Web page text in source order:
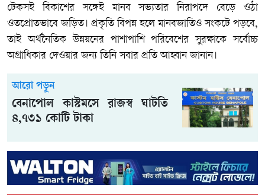
টেকসই বিকাশের সঙ্গেই মানব সভ্যতার নিরাপদে বেড়ে ওঠা
ওতপ্রোতভাবে জড়িত। প্রকৃতি বিপন্ন হলে মানবজাতিও সংকটে পড়বে,
তাই অর্থনৈতিক উন্নয়নের পাশাপাশি পরিবেশের সুরক্ষাকে সর্বোচ্চ
অগ্রাধিকার দেওয়ার জন্য তিনি সবার প্রতি আহ্বান জানান।
আরো পড়ুন
বেনাপোল কাস্টমসে রাজস্ব ঘাটতি
৪,৭৩১ কোটি টাকা